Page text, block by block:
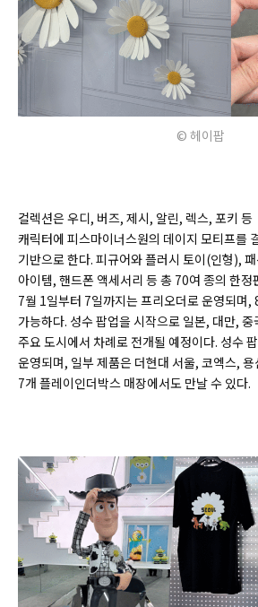
© 헤이팝
컬렉션은 우디, 버즈, 제시, 알린, 렉스, 포키 등
캐릭터에 피스마이너스원의 데이지 모티프를
기반으로 한다. 피규어와 플러시 토이(인형),
아이템, 핸드폰 액세서리 등 총 70여 종의 한정
7월 1일부터 7일까지는 프리오더로 운영되며,
가능하다. 성수 팝업을 시작으로 일본, 대만,
주요 도시에서 차례로 전개될 예정이다. 성수
운영되며, 일부 제품은 더현대 서울, 코엑스,
7개 플레이인더박스 매장에서도 만날 수 있다.